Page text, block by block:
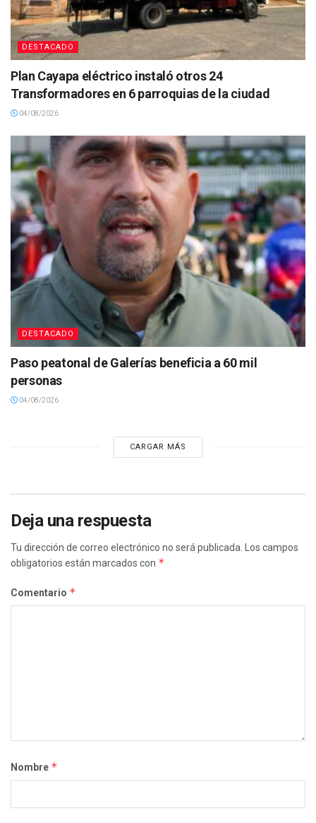
DESTACADO
Plan Cayapa eléctrico instaló otros 24
Transformadores en 6 parroquias de la ciudad
04/08/2026
DESTACADO
Paso peatonal de Galerías beneficia a 60 mil
personas
04/08/2026
CARGAR MÁS
Deja una respuesta
Tu dirección de correo electrónico no será publicada.
Los campos
obligatorios están marcados con *
Comentario *
Nombre *